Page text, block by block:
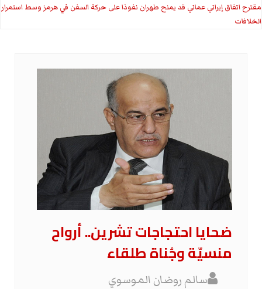
مقترح اتفاق إيراني عماني قد يمنح طهران نفوذا على حركة السفن في هرمز وسط استمرار
الخلافات
ضحايا احتجاجات تشرين.. أرواح
منسيّة وجُناة طلقاء
سالم روضان الموسوي